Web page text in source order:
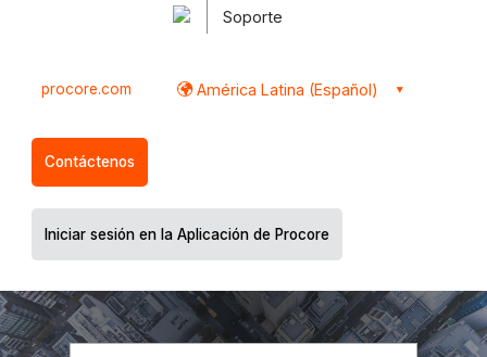
Soporte
procore.com América Latina (Español)
Contáctenos
Iniciar sesión en la Aplicación de Procore